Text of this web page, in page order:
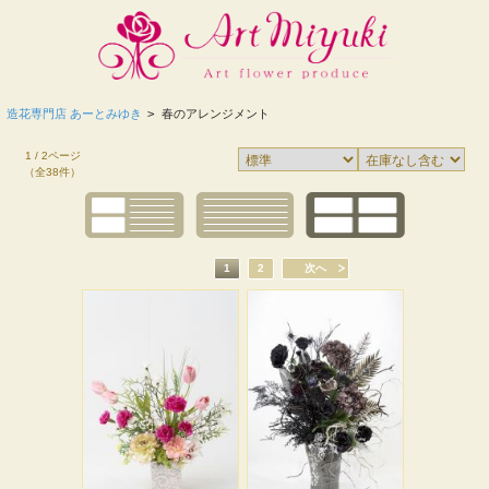
造花専門店 あーとみゆき > 春のアレンジメント
1 / 2ページ
（全38件）
1 2 次へ